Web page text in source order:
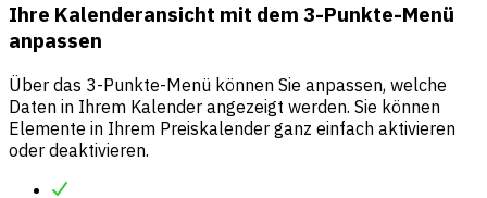
Ihre Kalenderansicht mit dem 3-Punkte-Menü
anpassen
Über das 3-Punkte-Menü können Sie anpassen, welche
Daten in Ihrem Kalender angezeigt werden. Sie können
Elemente in Ihrem Preiskalender ganz einfach aktivieren
oder deaktivieren.